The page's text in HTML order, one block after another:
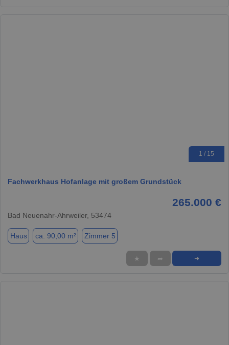
1 / 15
Fachwerkhaus Hofanlage mit großem Grundstück
265.000 €
Bad Neuenahr-Ahrweiler, 53474
Haus ca. 90,00 m² Zimmer 5
★ ➦ ➜